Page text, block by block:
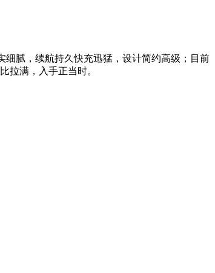
细腻，续航持久快充迅猛，设计简约高级；目前
拉满，入手正当时。